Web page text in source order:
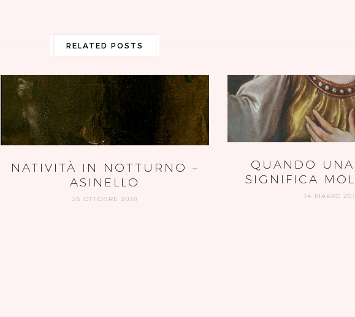
RELATED POSTS
NATIVITÀ IN NOTTURNO –
ASINELLO
25 OTTOBRE 2018
QUANDO
SIGNIFICA
14 MARZO